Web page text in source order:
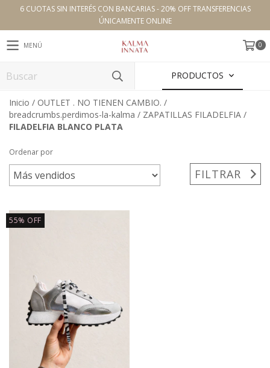
6 CUOTAS SIN INTERÉS CON BANCARIAS - 20% OFF TRANSFERENCIAS
ÚNICAMENTE ONLINE
MENÚ 0
PRODUCTOS
Inicio / OUTLET . NO TIENEN CAMBIO. /
breadcrumbs.perdimos-la-kalma / ZAPATILLAS FILADELFIA /
FILADELFIA BLANCO PLATA
Ordenar por
FILTRAR
55% OFF